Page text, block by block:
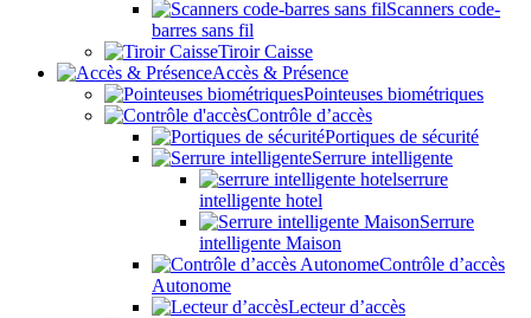
Scanners code-
barres sans fil
Tiroir Caisse
Accès & Présence
Pointeuses biométriques
Contrôle d’accès
Portiques de sécurité
Serrure intelligente
serrure
intelligente hotel
Serrure
intelligente Maison
Contrôle d’accès
Autonome
Lecteur d’accès